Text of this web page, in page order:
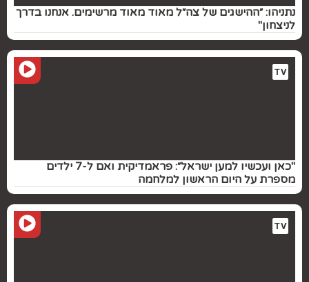
נתניהו: ״ההישגים של צה״ל מאוד מאוד מרשימים. אנחנו בדרך
לניצחון"
"כאן ועכשיו למען ישראל״: פראמדיקית ואם ל-7 ילדים
מספרת על היום הראשון למלחמה
TV
TV